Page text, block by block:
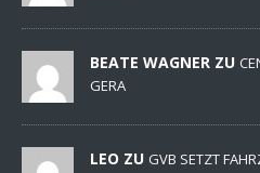
BEATE WAGNER ZU
GERA
LEO ZU GVB SETZT